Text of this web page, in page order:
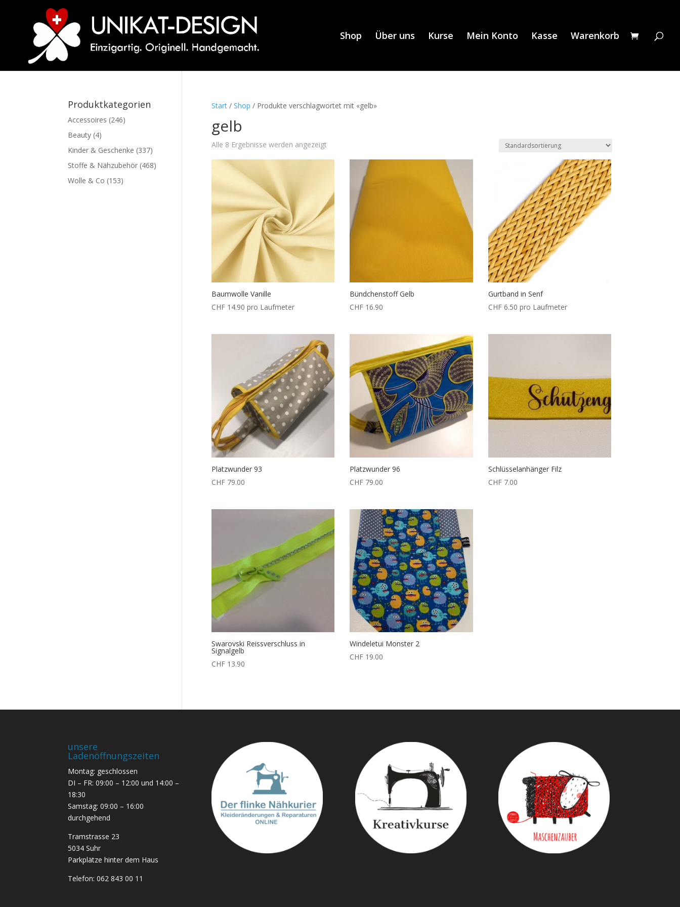
Shop Über uns Kurse Mein Konto Kasse Warenkorb
Start/ Shop / Produkte verschlagwortet mit «gelb»
gelb
Alle 8 Ergebnisse werden angezeigt
Baumwolle Vanille
CHF14.90 pro Laufmeter
Bündchenstoff Gelb
CHF 16.90
Gurtband in Senf
CHF6.50 pro Laufmeter
Platzwunder 93
CHF79.00
Platzwunder 96
CHF 79.00
Schlüsselanhänger Filz
CHF7.00
Swarovski Reissverschluss in
Signalgelb
CHF13.90
Windeletui Monster 2
CHF 19.00
Produktkategorien
Accessoires (246)
Beauty (4)
Kinder & Geschenke (337)
Stoffe & Nähzubehör (468)
Wolle & Co (153)
unsere
Ladenöffnungszeiten
Montag: geschlossen
DI – FR: 09:00 – 12:00 und 14:00 –
18:30
Samstag: 09:00 – 16:00
durchgehend
Tramstrasse 23
5034 Suhr
Parkplätze hinter dem Haus
Telefon:062 843 00 11